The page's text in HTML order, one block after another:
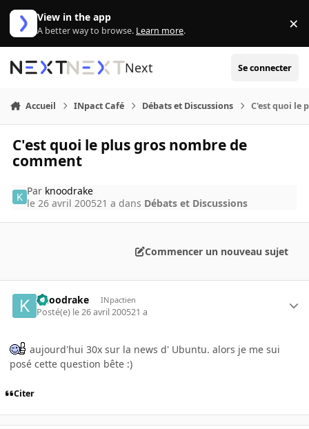
Aller au contenu
View in the app
A better way to browse. Learn more. ×
Next Se connecter
Accueil INpact Café Débats et Discussions C'est quoi le
C'est quoi le plus gros nombre de
comment
Par knoodrake
le 26 avril 200521 a dans Débats et Discussions
Commencer un nouveau sujet
knoodrake INpactien
Posté(e) le 26 avril 200521 a
aujourd'hui 30x sur la news d' Ubuntu. alors je me sui
posé cette question bête :)
Citer